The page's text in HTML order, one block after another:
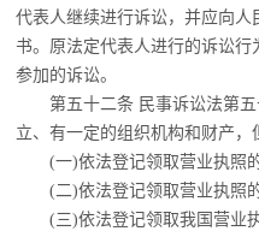
代表人继续进行诉讼，并应向人
书。原法定代表人进行的诉讼
参加的诉讼。
第五十二条 民事诉讼法第
立、有一定的组织机构和财产，
(一)依法登记领取营业执照
(二)依法登记领取营业执照
(三)依法登记领取我国营业